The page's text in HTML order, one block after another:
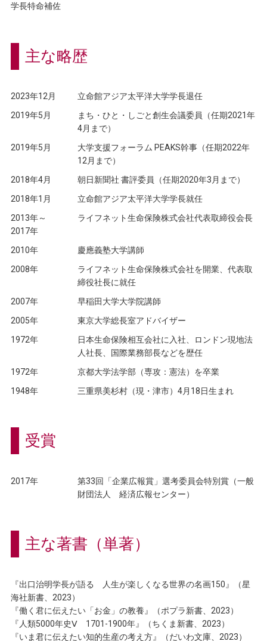
学長特命補佐
主な略歴
2023年12月
立命館アジア太平洋大学学長退任
2019年5月
まち・ひと・しごと創生会議委員（任期2021年
4月まで）
2019年5月
大学支援フォーラム PEAKS幹事（任期2022年
12月まで）
2018年4月
朝日新聞社 書評委員（任期2020年3月まで）
2018年1月
立命館アジア太平洋大学学長就任
2013年～
2017年
ライフネット生命保険株式会社代表取締役会長
2010年
慶應義塾大学講師
2008年
ライフネット生命保険株式会社を開業、代表取
締役社長に就任
2007年
早稲田大学大学院講師
2005年
東京大学総長室アドバイザー
1972年
日本生命保険相互会社に入社、ロンドン現地法
人社長、国際業務部長などを歴任
1972年
京都大学法学部（専攻：憲法）を卒業
1948年
三重県美杉村（現・津市）4月18日生まれ
受賞
2017年
第33回「企業広報賞」選考委員会特別賞（一般
財団法人 経済広報センター）
主な著書（単著）
『出口治明学長が語る 人生が楽しくなる世界の名画150』（星
海社新書、2023）
『働く君に伝えたい「お金」の教養』（ポプラ新書、2023）
『人類5000年史Ⅴ 1701-1900年』（ちくま新書、2023）
『いま君に伝えたい知的生産の考え方』（だいわ文庫、2023）